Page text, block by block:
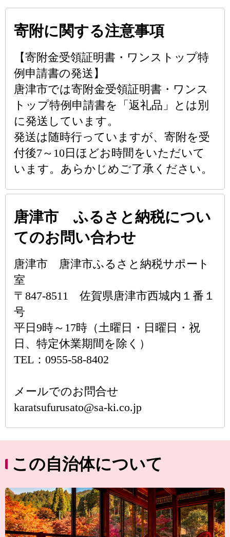
寄附に関する注意事項
【寄附金受領証明書・ワンストップ特
例申請書の発送】
唐津市では寄附金受領証明書・ワンス
トップ特例申請書を「返礼品」とは別
に発送しています。
発送は随時行っていますが、寄附を受
付後7～10日ほどお時間をいただいて
います。あらかじめご了承ください。
唐津市 ふるさと納税につい
てのお問い合わせ
唐津市 唐津市ふるさと納税サポート
室
〒847-8511 佐賀県唐津市西城内１番１
号
平日9時～17時（土曜日・日曜日・祝
日、特定休業期間を除く）
TEL：0955-58-8402
メールでのお問合せ
karatsufurusato@sa-ki.co.jp
この自治体について